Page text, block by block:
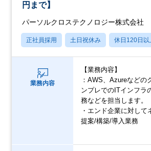
円まで】
パーソルクロステクノロジー株式会社
正社員採用 土日祝休み 休日120日以
業務内容
【業務内容】
：AWS、Azureなどの
ンプレでのITインフラ
務などを担当します。
・エンド企業に対し
提案/構築/導入業務